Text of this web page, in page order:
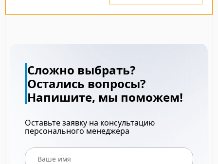
Сложно выбрать?
Остались вопросы?
Напишите, мы поможем!
Оставьте заявку на консультацию
персонального менеджера